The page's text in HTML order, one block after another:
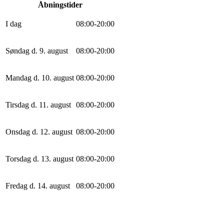
Åbningstider
I dag 08:00-20:00
Søndag d. 9. august 08:00-20:00
Mandag d. 10. august 08:00-20:00
Tirsdag d. 11. august 08:00-20:00
Onsdag d. 12. august 08:00-20:00
Torsdag d. 13. august 08:00-20:00
Fredag d. 14. august 08:00-20:00